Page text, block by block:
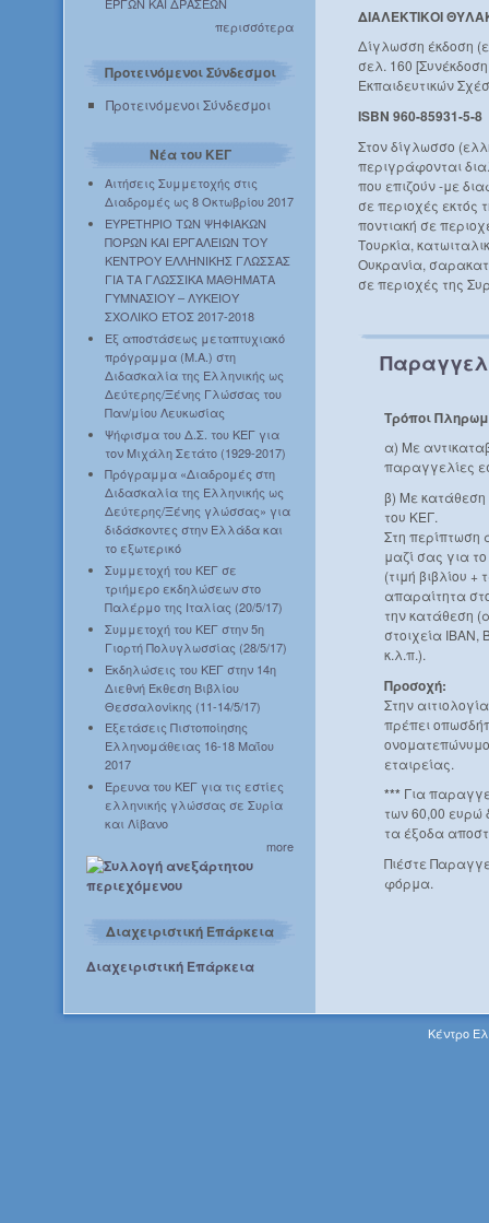
ΕΡΓΩΝ ΚΑΙ ΔΡΑΣΕΩΝ
περισσότερα
Προτεινόμενοι Σύνδεσμοι
Προτεινόμενοι Σύνδεσμοι
Νέα του ΚΕΓ
Αιτήσεις Συμμετοχής στις
Διαδρομές ως 8 Οκτωβρίου 2017
ΕΥΡΕΤΗΡΙΟ ΤΩΝ ΨΗΦΙΑΚΩΝ
ΠΟΡΩΝ ΚΑΙ ΕΡΓΑΛΕΙΩΝ ΤΟΥ
ΚΕΝΤΡΟΥ ΕΛΛΗΝΙΚΗΣ ΓΛΩΣΣΑΣ
ΓΙΑ ΤΑ ΓΛΩΣΣΙΚΑ ΜΑΘΗΜΑΤΑ
ΓΥΜΝΑΣΙΟΥ – ΛΥΚΕΙΟΥ
ΣΧΟΛΙΚΟ ΕΤΟΣ 2017-2018
Εξ αποστάσεως μεταπτυχιακό
πρόγραμμα (Μ.Α.) στη
Διδασκαλία της Ελληνικής ως
Δεύτερης/Ξένης Γλώσσας του
Παν/μίου Λευκωσίας
Ψήφισμα του Δ.Σ. του ΚΕΓ για
τον Μιχάλη Σετάτο (1929-2017)
Πρόγραμμα «Διαδρομές στη
Διδασκαλία της Ελληνικής ως
Δεύτερης/Ξένης γλώσσας» για
διδάσκοντες στην Ελλάδα και
το εξωτερικό
Συμμετοχή του ΚΕΓ σε
τριήμερο εκδηλώσεων στο
Παλέρμο της Ιταλίας (20/5/17)
Συμμετοχή του ΚΕΓ στην 5η
Γιορτή Πολυγλωσσίας (28/5/17)
Εκδηλώσεις του ΚΕΓ στην 14η
Διεθνή Έκθεση Βιβλίου
Θεσσαλονίκης (11-14/5/17)
Εξετάσεις Πιστοποίησης
Ελληνομάθειας 16-18 Μαΐου
2017
Έρευνα του ΚΕΓ για τις εστίες
ελληνικής γλώσσας σε Συρία
και Λίβανο
more
Διαχειριστική Επάρκεια
Διαχειριστική Επάρκεια
ΔΙΑΛΕΚΤΙΚΟΙ
Δίγλωσση έκδοση
σελ. 160
Εκπαιδευτικών
ISBN 960-85931-5-8
Στον δίγλωσσο
περιγράφονται
που επιζούν -με
σε περιοχές εκτός
ποντιακή σε
Τουρκία,
Ουκρανία,
σε περιοχές της
Τρόποι
α) Με
παραγγελίες
β) Με κατάθεση
του ΚΕΓ.
Στη περίπτωση
μαζί σας για
(τιμή βιβλίου
απαραίτητα
την κατάθεση
στοιχεία IBAN,
κ.λ.π.).
Προσοχή:
Στην
πρέπει
εταιρείας.
*** Για
των 60,00 ευρώ
τα έξοδα
Πιέστε
φόρμα.
Κέντρο